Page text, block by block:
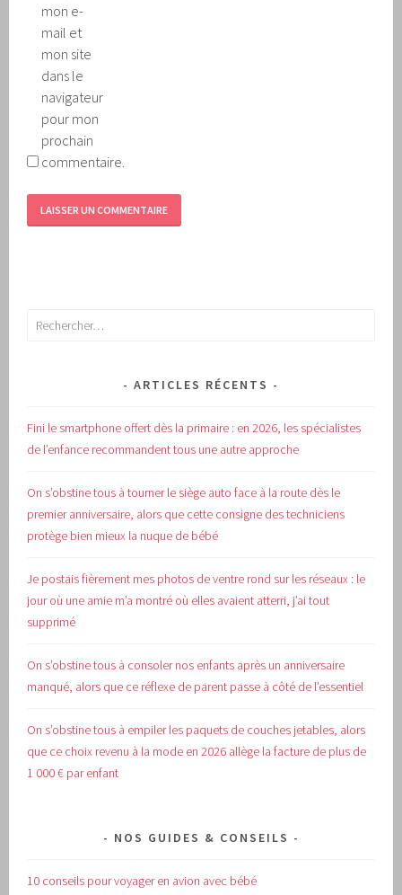
mon e-
mail et
mon site
dans le
navigateur
pour mon
prochain
commentaire.
Rechercher :
ARTICLES RÉCENTS
Fini le smartphone offert dès la primaire : en 2026, les spécialistes
de l’enfance recommandent tous une autre approche
On s’obstine tous à tourner le siège auto face à la route dès le
premier anniversaire, alors que cette consigne des techniciens
protège bien mieux la nuque de bébé
Je postais fièrement mes photos de ventre rond sur les réseaux : le
jour où une amie m’a montré où elles avaient atterri, j’ai tout
supprimé
On s’obstine tous à consoler nos enfants après un anniversaire
manqué, alors que ce réflexe de parent passe à côté de l’essentiel
On s’obstine tous à empiler les paquets de couches jetables, alors
que ce choix revenu à la mode en 2026 allège la facture de plus de
1 000 € par enfant
NOS GUIDES & CONSEILS
10 conseils pour voyager en avion avec bébé